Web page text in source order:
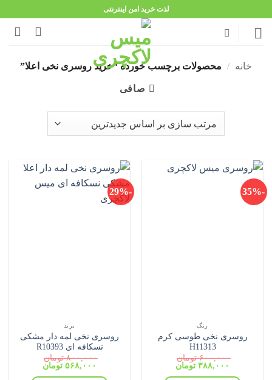
content
لذت خرید امن اینترنتی
خانه / محصولات برچسب خورده “خرید روسری نخی اعلا”
صافی
-35%
رنگ
روسری نخی طوسی کرم
H11313
۶۰۰,۰۰۰ تومان
قیمت
۳۸۸,۰۰۰ تومان
-29%
برند
روسری نخی لمه دار مشکی
نسکافه ای R10393
۸۰۰,۰۰۰ تومان
قیمت
۵۶۸,۰۰۰ تومان